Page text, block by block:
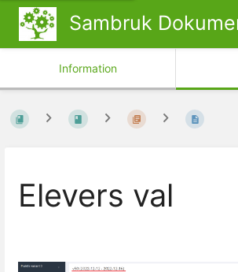
Sambruk
Information
Elevers val